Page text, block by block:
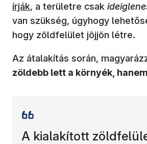
írják, a területre csak
van szükség, úgyhogy
hogy zöldfelület jöjjön létre.
Az átalakítás során,
zöldebb lett a környék,
A kialakított